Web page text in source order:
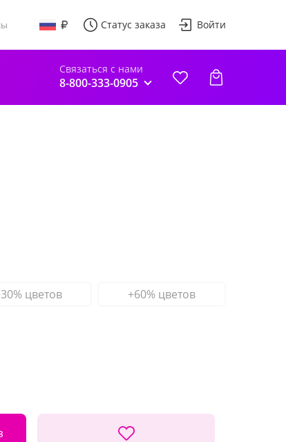
Статус заказа Войти
Связаться с нами
8-800-333-0905
цветов +60% цветов